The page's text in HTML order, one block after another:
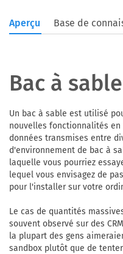
Aperçu
Bac à
Un bac à sable est utilisé
nouvelles fonctionnalités
données transmises entre
d'environnement de bac à
laquelle vous pourriez
lequel vous envisagez de
pour l'installer sur votre
Le cas de quantités
souvent observé sur des
la plupart des gens
sandbox plutôt que de